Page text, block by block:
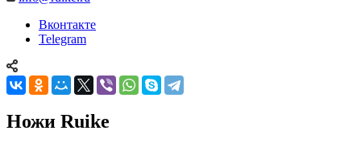
Вконтакте
Telegram
Ножи Ruike